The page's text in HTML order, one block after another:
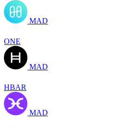
MAD
ONE
MAD
HBAR
MAD